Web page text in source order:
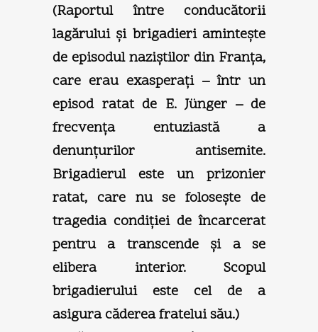
(Raportul între conducătorii
lagărului şi brigadieri aminteşte
de episodul naziştilor din Franţa,
care erau exasperaţi – într un
episod ratat de E. Jünger – de
frecvenţa entuziastă a
denunţurilor antisemite.
Brigadierul este un prizonier
ratat, care nu se foloseşte de
tragedia condiţiei de încarcerat
pentru a transcende şi a se
elibera interior. Scopul
brigadierului este cel de a
asigura căderea fratelui său.)